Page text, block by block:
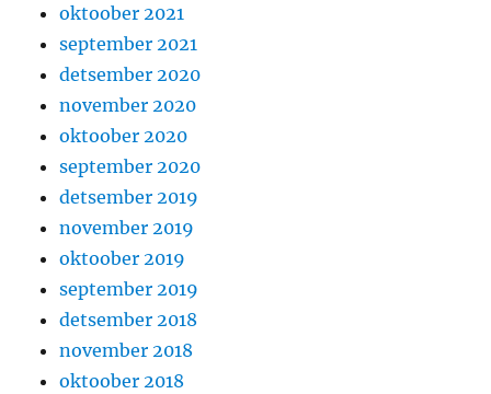
oktoober 2021
september 2021
detsember 2020
november 2020
oktoober 2020
september 2020
detsember 2019
november 2019
oktoober 2019
september 2019
detsember 2018
november 2018
oktoober 2018